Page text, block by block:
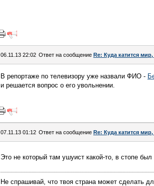
06.11.13 22:02 Ответ на сообщение Re: Куда катится
В репортаже по телевизору уже назвали ФИО -
и решается вопрос о его увольнении.
07.11.13 01:12 Ответ на сообщение Re: Куда катится
Это не который там ушуист какой-то, в стопе
Не спрашивай, что твоя страна может сделать